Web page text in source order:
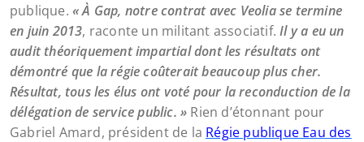
publique. « À Gap, notre contrat avec Veolia se termine
en juin 2013, raconte un militant associatif.Il y a eu un
audit théoriquement impartial dont les résultats ont
démontré que la régie coûterait beaucoup plus cher.
Résultat, tous les élus ont voté pour la reconduction de la
délégation de service public. » Rien d’étonnant pour
Gabriel Amard, président de la Régie publique Eau des